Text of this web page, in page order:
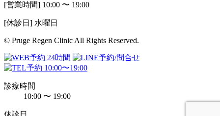
[営業時間] 10:00 〜 19:00
[休診日] 水曜日
© Pruge Regen Clinic All Rights Reserved.
診療時間
10:00 〜 19:00
休診日